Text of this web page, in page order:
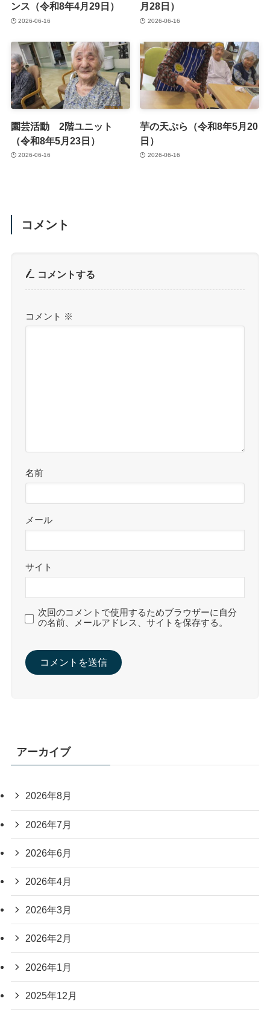
ンス（令和8年4月29日）
2026-06-16
月28日）
2026-06-16
園芸活動 2階ユニット
（令和8年5月23日）
2026-06-16
芋の天ぷら（令和8年5月20
日）
2026-06-16
コメント
コメントする
コメント ※
名前
メール
サイト
次回のコメントで使用するためブラウザーに自分
の名前、メールアドレス、サイトを保存する。
アーカイブ
2026年8月
2026年7月
2026年6月
2026年4月
2026年3月
2026年2月
2026年1月
2025年12月